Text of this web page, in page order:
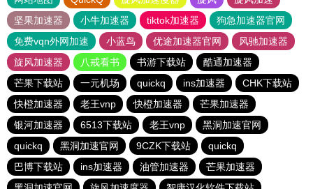
坚果加速器
小牛加速器 tiktok加速器
狗急加速器官网
免费vqn外网加速
小蓝鸟 优途加速器官网
风驰加速器
旋风加速器
八戒看书 书游下载站
酷通加速器
芒果下载站
一元机场 quickq ins加速器
CHK下载站
快橙加速器
老王vnp 快橙加速器
芒果加速器
银河加速器
6513下载站 老王vnp
黑洞加速官网
quickq
黑洞加速官网 9CZK下载站
quickq
巴博下载站
ins加速器 油管加速器
芒果加速器